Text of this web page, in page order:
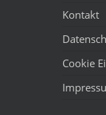
Kontakt
Cookie